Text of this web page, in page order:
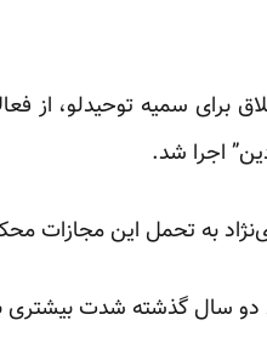
سمیه توحیدلو، از
اجرا شد.
به تحمل این مجازات
دو سال گذشته شدت